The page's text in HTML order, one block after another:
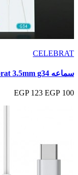
CELEBRAT
سماعه celebrat 3.5mm g34
100 EGP
123 EGP